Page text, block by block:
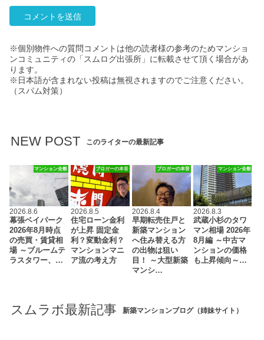
※個別物件への質問コメントは他の読者様の参考のためマンショ
ンコミュニティの「スムログ出張所」に転載させて頂く場合があ
ります。
※日本語が含まれない投稿は無視されますのでご注意ください。
（スパム対策）
NEW POST このライターの最新記事
マンション全般
2026.8.6
幕張ベイパーク
2026年8月時点
の売買・賃貸相
場 ～ブルームテ
ラスタワー、…
ブロガーの本音
2026.8.5
住宅ローン金利
が上昇 固定金
利？変動金利？
マンションマニ
ア流の考え方
ブロガーの本音
2026.8.4
早期転売住戸と
新築マンション
へ住み替える方
の出物は狙い
目！ ～大型新築
マンシ…
マンション全般
2026.8.3
武蔵小杉のタワ
マン相場 2026年
8月編 ～中古マ
ンションの価格
も上昇傾向～…
スムラボ最新記事 新築マンションブログ（姉妹サイト）